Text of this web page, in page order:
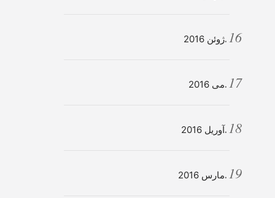
ژوئن 2016
می 2016
آوریل 2016
مارس 2016